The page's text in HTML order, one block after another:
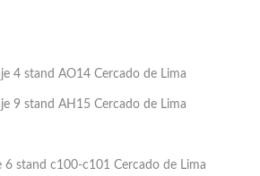
4 stand AO14 Cercado de Lima
9 stand AH15 Cercado de Lima
6 stand c100-c101 Cercado de Lima